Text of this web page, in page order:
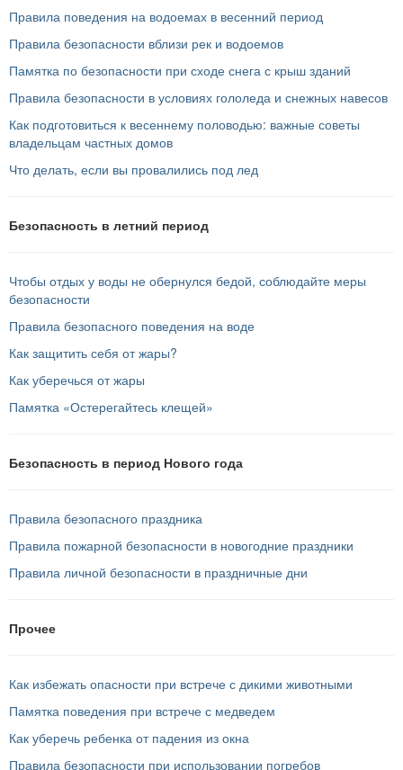
Правила поведения на водоемах в весенний период
Правила безопасности вблизи рек и водоемов
Памятка по безопасности при сходе снега с крыш зданий
Правила безопасности в условиях гололеда и снежных навесов
Как подготовиться к весеннему половодью: важные советы
владельцам частных домов
Что делать, если вы провалились под лед
Безопасность в летний период
Чтобы отдых у воды не обернулся бедой, соблюдайте меры
безопасности
Правила безопасного поведения на воде
Как защитить себя от жары?
Как уберечься от жары
Памятка «Остерегайтесь клещей»
Безопасность в период Нового года
Правила безопасного праздника
Правила пожарной безопасности в новогодние праздники
Правила личной безопасности в праздничные дни
Прочее
Как избежать опасности при встрече с дикими животными
Памятка поведения при встрече с медведем
Как уберечь ребенка от падения из окна
Правила безопасности при использовании погребов